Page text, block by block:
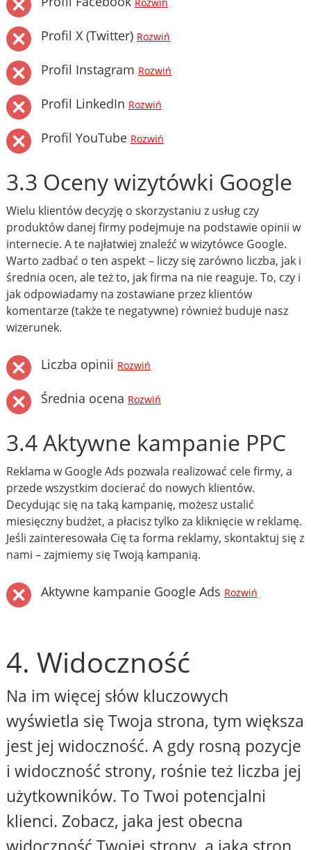
Rozwiń
Profil X (Twitter) Rozwiń
Profil Instagram Rozwiń
Profil LinkedIn Rozwiń
Profil YouTube Rozwiń
3.3 Oceny wizytówki Google
Wielu klientów decyzję o skorzystaniu z usług czy
produktów danej firmy podejmuje na podstawie opinii w
internecie. A te najłatwiej znaleźć w wizytówce Google.
Warto zadbać o ten aspekt – liczy się zarówno liczba, jak i
średnia ocen, ale też to, jak firma na nie reaguje. To, czy i
jak odpowiadamy na zostawiane przez klientów
komentarze (także te negatywne) również buduje nasz
wizerunek.
Liczba opinii Rozwiń
Średnia ocena Rozwiń
3.4 Aktywne kampanie PPC
Reklama w Google Ads pozwala realizować cele firmy, a
przede wszystkim docierać do nowych klientów.
Decydując się na taką kampanię, możesz ustalić
miesięczny budżet, a płacisz tylko za kliknięcie w reklamę.
Jeśli zainteresowała Cię ta forma reklamy, skontaktuj się z
nami – zajmiemy się Twoją kampanią.
Aktywne kampanie Google Ads Rozwiń
4. Widoczność
Na im więcej słów kluczowych
wyświetla się Twoja strona, tym większa
jest jej widoczność. A gdy rosną pozycje
i widoczność strony, rośnie też liczba jej
użytkowników. To Twoi potencjalni
klienci. Zobacz, jaka jest obecna